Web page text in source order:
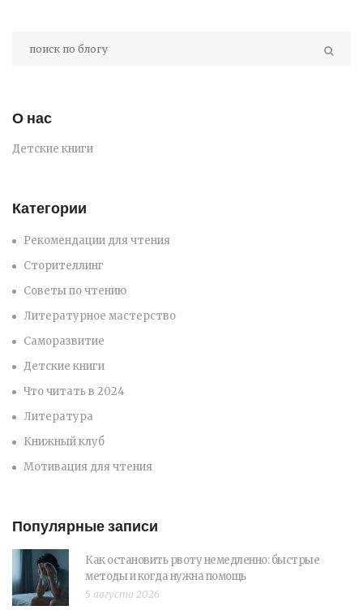
О нас
Детские книги
Категории
Рекомендации для чтения
Сторителлинг
Советы по чтению
Литературное мастерство
Саморазвитие
Детские книги
Что читать в 2024
Литература
Книжный клуб
Мотивация для чтения
Популярные записи
Как остановить рвоту немедленно: быстрые
методы и когда нужна помощь
5 августа 2026